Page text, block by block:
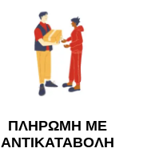
ΠΛΗΡΩΜΗ ΜΕ
ΑΝΤΙΚΑΤΑΒΟΛΗ